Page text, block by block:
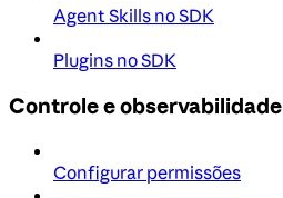
Agent Skills no SDK
Plugins no SDK
Controle e observabilidade
Configurar permissões